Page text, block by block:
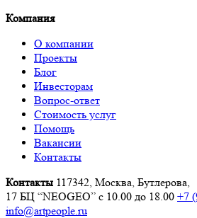
Компания
О компании
Проекты
Блог
Инвесторам
Вопрос-ответ
Стоимость услуг
Помощь
Вакансии
Контакты
Контакты 117342, Москва, Бутлерова,
17 БЦ “NEOGEO” с 10.00 до 18.00 +7
info@artpeople.ru